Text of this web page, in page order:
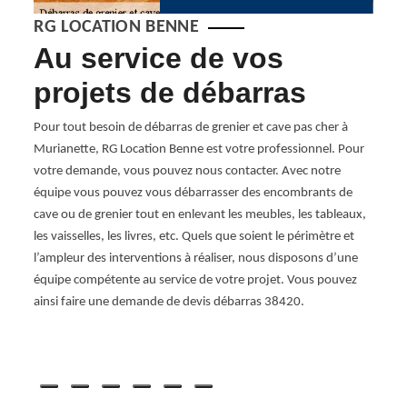
RG LOCATION BENNE
Au service de vos
projets de débarras
Pour tout besoin de débarras de grenier et cave pas cher à
Murianette, RG Location Benne est votre professionnel. Pour
votre demande, vous pouvez nous contacter. Avec notre
équipe vous pouvez vous débarrasser des encombrants de
cave ou de grenier tout en enlevant les meubles, les tableaux,
les vaisselles, les livres, etc. Quels que soient le périmètre et
l’ampleur des interventions à réaliser, nous disposons d’une
équipe compétente au service de votre projet. Vous pouvez
ainsi faire une demande de devis débarras 38420.